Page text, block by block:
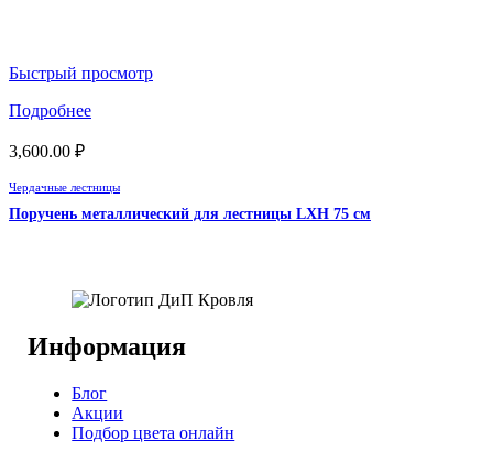
Быстрый просмотр
Подробнее
3,600.00 ₽
Чердачные лестницы
Поручень металлический для лестницы LXH 75 см
Информация
Блог
Акции
Подбор цвета онлайн